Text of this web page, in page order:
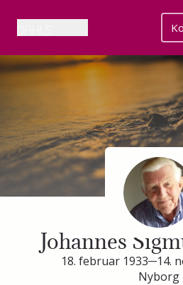
Minneside
Johannes
18. februar 1933 14.
Nyborg